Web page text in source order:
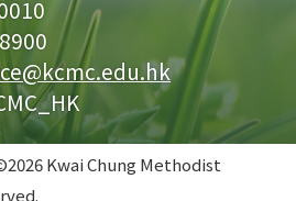
2026 Kwai Chung Methodist